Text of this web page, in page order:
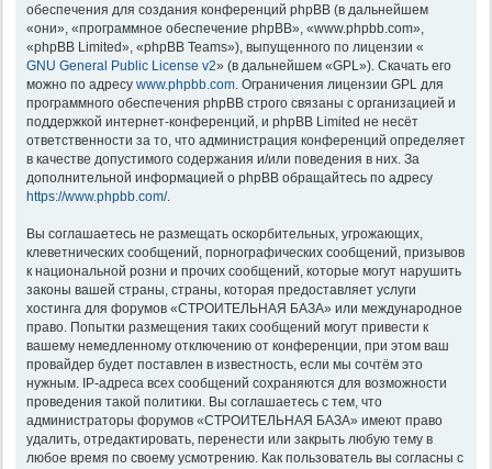
обеспечения для создания конференций phpBB (в дальнейшем
«они», «программное обеспечение phpBB», «www.phpbb.com»,
«phpBB Limited», «phpBB Teams»), выпущенного по лицензии «
GNU General Public License v2» (в дальнейшем «GPL»). Скачать его
можно по адресу www.phpbb.com. Ограничения лицензии GPL для
программного обеспечения phpBB строго связаны с организацией и
поддержкой интернет-конференций, и phpBB Limited не несёт
ответственности за то, что администрация конференций определяет
в качестве допустимого содержания и/или поведения в них. За
дополнительной информацией о phpBB обращайтесь по адресу
https://www.phpbb.com/.
Вы соглашаетесь не размещать оскорбительных, угрожающих,
клеветнических сообщений, порнографических сообщений, призывов
к национальной розни и прочих сообщений, которые могут нарушить
законы вашей страны, страны, которая предоставляет услуги
хостинга для форумов «СТРОИТЕЛЬНАЯ БАЗА» или международное
право. Попытки размещения таких сообщений могут привести к
вашему немедленному отключению от конференции, при этом ваш
провайдер будет поставлен в известность, если мы сочтём это
нужным. IP-адреса всех сообщений сохраняются для возможности
проведения такой политики. Вы соглашаетесь с тем, что
администраторы форумов «СТРОИТЕЛЬНАЯ БАЗА» имеют право
удалить, отредактировать, перенести или закрыть любую тему в
любое время по своему усмотрению. Как пользователь вы согласны с